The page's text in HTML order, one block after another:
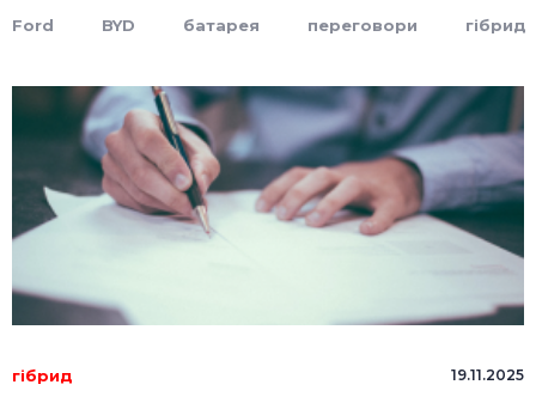
Ford BYD батарея переговори гібрид
гібрид 19.11.2025